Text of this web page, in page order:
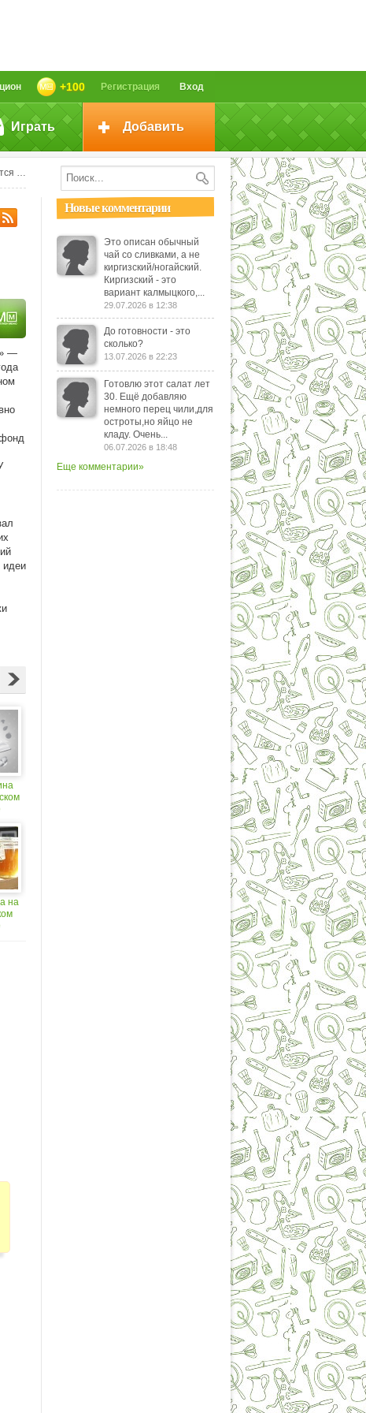
Вход
Регистрация
+100
Играть Добавить
—
идеи
на
Новые комментарии
Это описан обычный
чай со сливками, а не
киргизский/ногайский.
Киргизский - это
вариант калмыцкого,...
29.07.2026 в 12:38
До готовности - это
сколько?
13.07.2026 в 22:23
Готовлю этот салат лет
30. Ещё добавляю
немного перец чили,для
остроты,но яйцо не
кладу. Очень...
06.07.2026 в 18:48
Еще комментарии»